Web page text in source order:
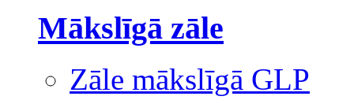
Mākslīgā zāle
Zāle mākslīgā GLP